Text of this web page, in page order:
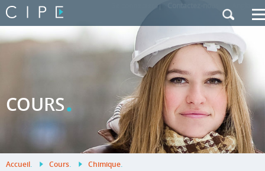
|
COURS.
Accueil. Cours. Chimique.